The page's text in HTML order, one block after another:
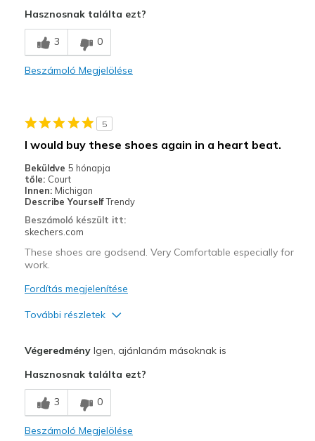
Comfortable
Hasznosnak találta ezt?
3 0
Beszámoló Megjelölése
5
I would buy these shoes again in a heart beat.
Beküldve 5 hónapja
tőle: Court
Innen: Michigan
Describe YourselfTrendy
Beszámoló készült itt:
skechers.com
These shoes are godsend. Very Comfortable especially for
work.
Fordítás megjelenítése
További részletek
Breathe Well
Comfortable
VégeredményIgen, ajánlanám másoknak is
Hasznosnak találta ezt?
3 0
Beszámoló Megjelölése